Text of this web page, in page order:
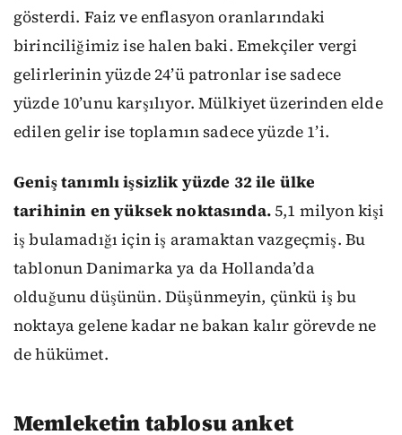
gösterdi. Faiz ve enflasyon oranlarındaki
birinciliğimiz ise halen baki. Emekçiler vergi
gelirlerinin yüzde 24’ü patronlar ise sadece
yüzde 10’unu karşılıyor. Mülkiyet üzerinden elde
edilen gelir ise toplamın sadece yüzde 1’i.
Geniş tanımlı işsizlik yüzde 32 ile ülke
tarihinin en yüksek noktasında.5,1 milyon kişi
iş bulamadığı için iş aramaktan vazgeçmiş. Bu
tablonun Danimarka ya da Hollanda’da
olduğunu düşünün. Düşünmeyin, çünkü iş bu
noktaya gelene kadar ne bakan kalır görevde ne
de hükümet.
Memleketin tablosu anket